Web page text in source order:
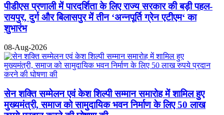
पीडीएस प्रणाली में पारदर्शिता के लिए राज्य सरकार की बड़ी पहल-
रायपुर, दुर्ग और बिलासपुर में तीन ‘अन्नपूर्ति ग्रेन एटीएम‘ का
शुभारंभ
08-Aug-2026
सेन शक्ति सम्मेलन एवं केश शिल्पी सम्मान समारोह में शामिल हुए
मुख्यमंत्री, समाज को सामुदायिक भवन निर्माण के लिए 50 लाख